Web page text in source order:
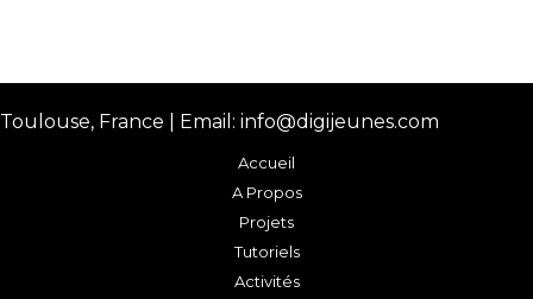
Toulouse, France | Email: info@digijeunes.com
Accueil
A Propos
Projets
Tutoriels
Activités